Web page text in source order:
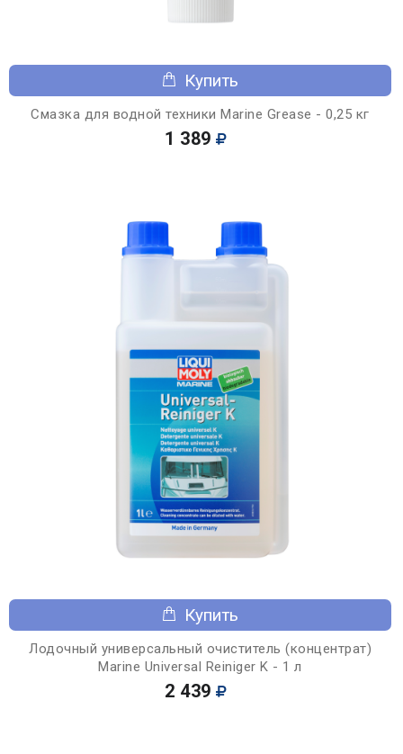
Купить
Смазка для водной техники Marine Grease - 0,25 кг
1 389
Купить
Лодочный универсальный очиститель (концентрат)
Marine Universal Reiniger K - 1 л
2 439